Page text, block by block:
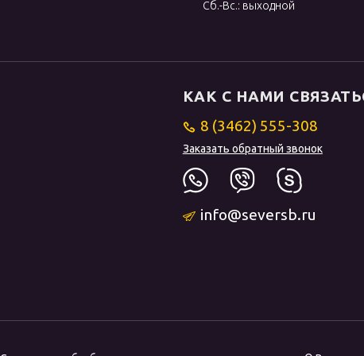
Сб.-Вс.: выходной
КАК С НАМИ
8 (3462) 555-308
Заказать обратный звонок
info@seversb.ru